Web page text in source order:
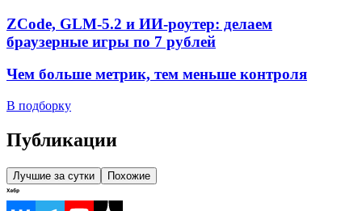
ZCode, GLM-5.2 и ИИ-роутер: делаем
браузерные игры по 7 рублей
Чем больше метрик, тем меньше контроля
В подборку
Публикации
Лучшие за сутки Похожие